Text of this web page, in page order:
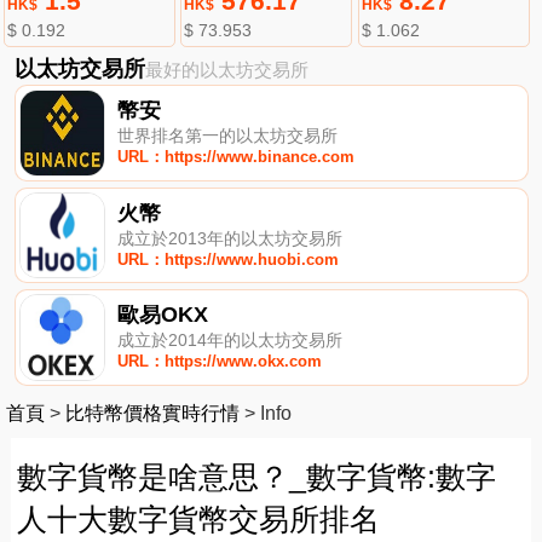
HK$
$ 0.192
HK$
$ 73.953
HK$
$ 1.062
以太坊交易所最好的以太坊交易所
幣安
世界排名第一的以太坊交易所
URL：https://www.binance.com
火幣
成立於2013年的以太坊交易所
URL：https://www.huobi.com
歐易OKX
成立於2014年的以太坊交易所
URL：https://www.okx.com
首頁 > 比特幣價格實時行情 > Info
數字貨幣是啥意思？_數字貨幣:數字
人十大數字貨幣交易所排名